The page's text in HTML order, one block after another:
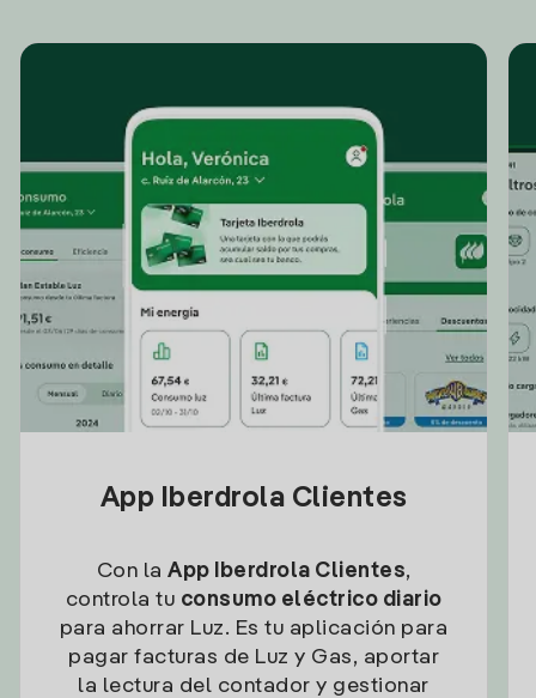
App Iberdrola Clientes
Con la App Iberdrola Clientes,
controla tu consumo eléctrico diario
para ahorrar Luz. Es tu aplicación para
pagar facturas de Luz y Gas, aportar
la lectura del contador y gestionar